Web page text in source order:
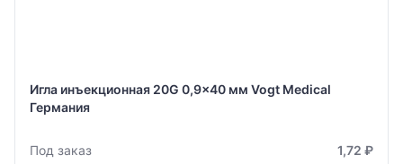
Игла инъекционная 20G 0,9x40 мм Vogt Medical
Германия
Под заказ 1,72 ₽